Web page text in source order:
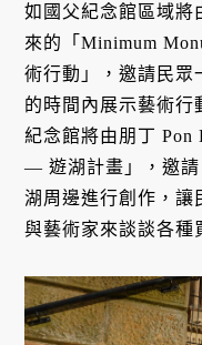
如國父紀念館區域將
來的「Minimum
術行動」，邀請民眾
的時間內展示藝術行
紀念館將由朋丁 Pon
— 遊湖計畫」，邀請
湖周邊進行創作，讓
與藝術家來談談各種